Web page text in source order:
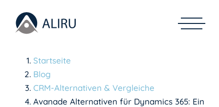
Startseite
Blog
CRM-Alternativen & Vergleiche
Avanade Alternativen für Dynamics 365: Ein